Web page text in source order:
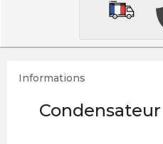
Informations